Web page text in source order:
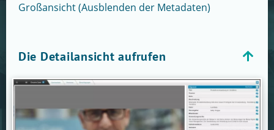
Großansicht (Ausblenden der Metadaten)
Die Detailansicht aufrufen